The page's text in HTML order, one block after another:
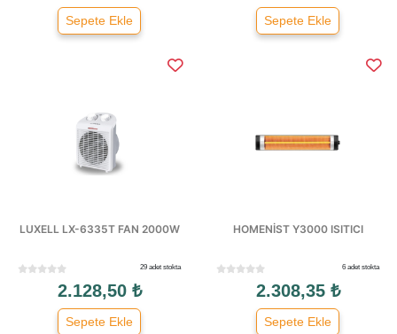
Sepete Ekle Sepete Ekle
LUXELL LX-6335T FAN 2000W
29 adet stokta
2.128,50 ₺
Sepete Ekle
HOMENİST Y3000 ISITICI
6 adet stokta
2.308,35 ₺
Sepete Ekle